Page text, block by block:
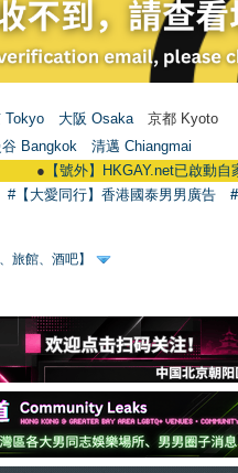
Tokyo 大阪 Osaka 京都 Kyoto
谷 Bangkok
清邁 Chiangmai
外】HKGAY.net已啟動自家製【
#【大愛同行】香港國泰男男廣告
旅館、酒吧】